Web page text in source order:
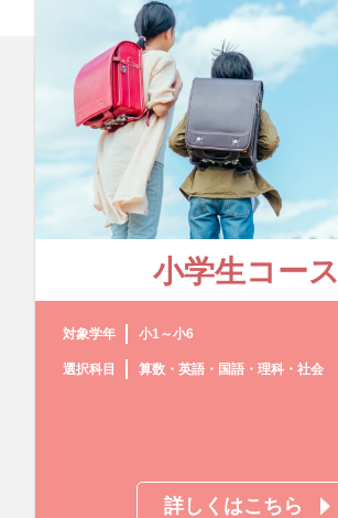
小学生コース
対象学年 小1～小6
選択科目 算数・英語・国語・理科・社会
詳しくはこちら